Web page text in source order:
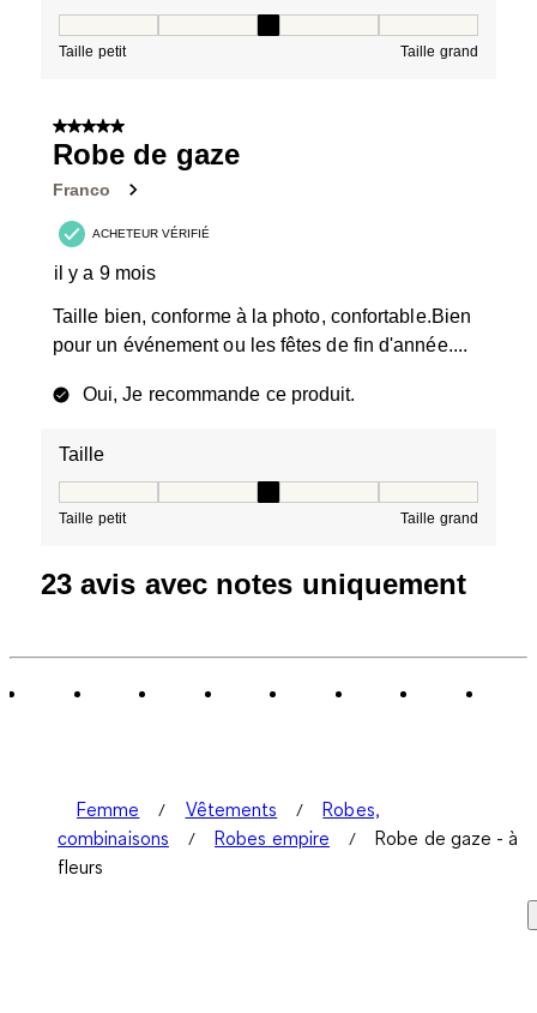
Taille petit Taille grand
5 sur 5 étoiles.
Robe de gaze
Franco
ACHETEUR VÉRIFIÉ
il y a 9 mois
Taille bien, conforme à la photo, confortable.Bien
pour un événement ou les fêtes de fin d'année....
Oui, Je recommande ce produit.
Taille
Taille petit Taille grand
23 avis avec notes uniquement
Femme Vêtements
Robes,
combinaisons
Robes empire
Robe de gaze - à
fleurs